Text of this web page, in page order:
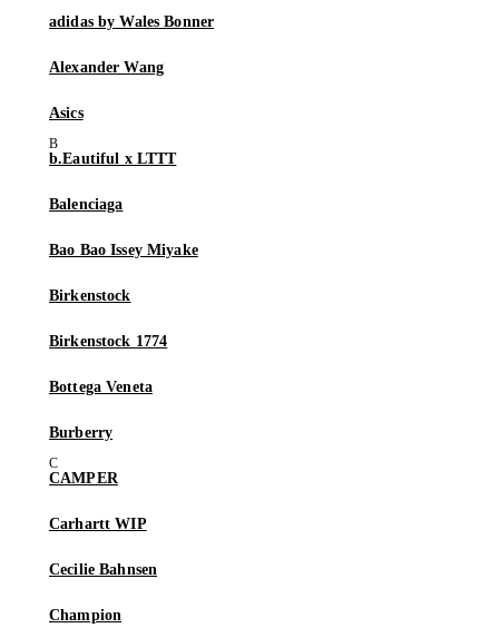
adidas by Wales Bonner
Alexander Wang
Asics
b.Eautiful x LTTT
Balenciaga
Bao Bao Issey Miyake
Birkenstock
Birkenstock 1774
Bottega Veneta
Burberry
CAMPER
Carhartt WIP
Cecilie Bahnsen
Champion